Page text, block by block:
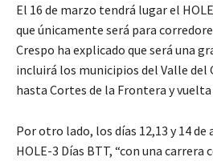
El 16 de marzo tendrá lugar el
que únicamente será para
Crespo ha explicado que será una
incluirá los municipios del Valle del
hasta Cortes de la Frontera y vuelta
Por otro lado, los días 12,13 y 14
HOLE-3 Días BTT, “con una